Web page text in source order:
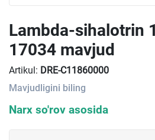
Lambda-sihalotrin
17034 mavjud
Artikul: DRE-C11860000
Mavjudligini biling
Narx so'rov asosida